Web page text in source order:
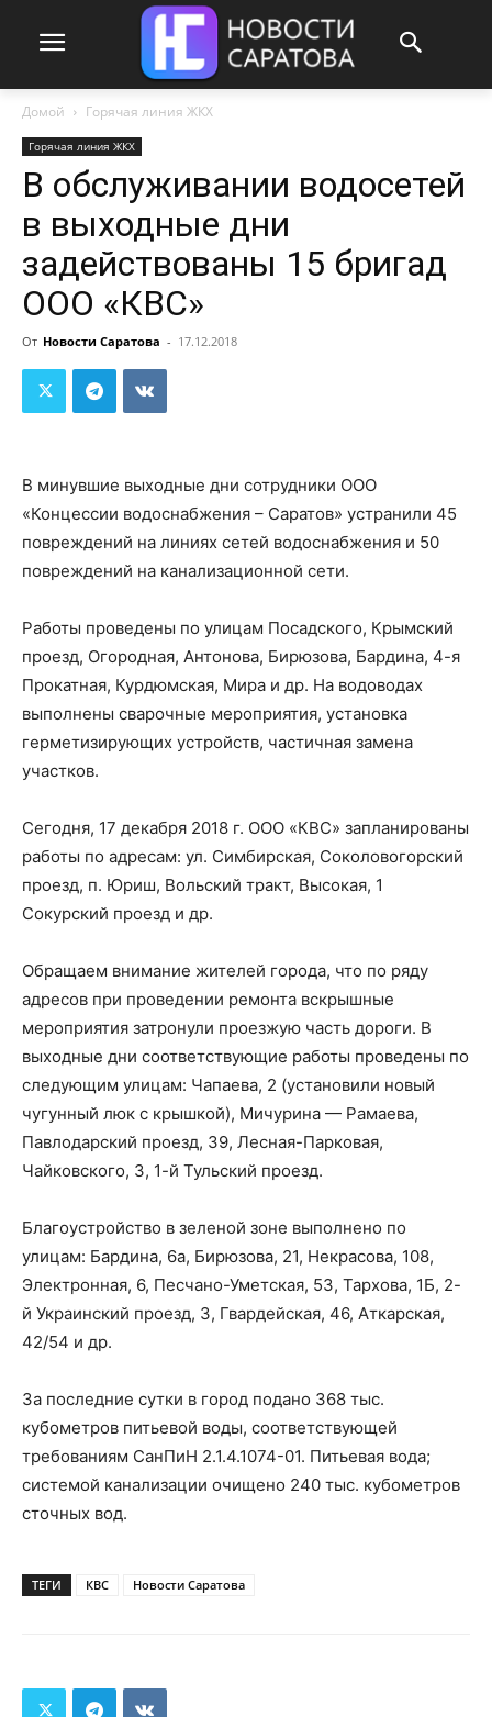
Домой Горячая линия ЖКХ
Горячая линия ЖКХ
В обслуживании водосетей
в выходные дни
задействованы 15 бригад
ООО «КВС»
От Новости Саратова - 17.12.2018
В минувшие выходные дни сотрудники ООО
«Концессии водоснабжения – Саратов» устранили 45
повреждений на линиях сетей водоснабжения и 50
повреждений на канализационной сети.
Работы проведены по улицам Посадского, Крымский
проезд, Огородная, Антонова, Бирюзова, Бардина, 4-я
Прокатная, Курдюмская, Мира и др. На водоводах
выполнены сварочные мероприятия, установка
герметизирующих устройств, частичная замена
участков.
Сегодня, 17 декабря 2018 г. ООО «КВС» запланированы
работы по адресам: ул. Симбирская, Соколовогорский
проезд, п. Юриш, Вольский тракт, Высокая, 1
Сокурский проезд и др.
Обращаем внимание жителей города, что по ряду
адресов при проведении ремонта вскрышные
мероприятия затронули проезжую часть дороги. В
выходные дни соответствующие работы проведены по
следующим улицам: Чапаева, 2 (установили новый
чугунный люк с крышкой), Мичурина — Рамаева,
Павлодарский проезд, 39, Лесная-Парковая,
Чайковского, 3, 1-й Тульский проезд.
Благоустройство в зеленой зоне выполнено по
улицам: Бардина, 6а, Бирюзова, 21, Некрасова, 108,
Электронная, 6, Песчано-Уметская, 53, Тархова, 1Б, 2-
й Украинский проезд, 3, Гвардейская, 46, Аткарская,
42/54 и др.
За последние сутки в город подано 368 тыс.
кубометров питьевой воды, соответствующей
требованиям СанПиН 2.1.4.1074-01. Питьевая вода;
системой канализации очищено 240 тыс. кубометров
сточных вод.
ТЕГИ КВС Новости Саратова